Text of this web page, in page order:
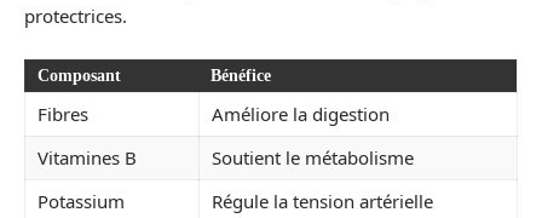
protectrices.
Composant Bénéfice
Fibres
Améliore la digestion
Vitamines B
Soutient le métabolisme
Potassium
Régule la tension artérielle